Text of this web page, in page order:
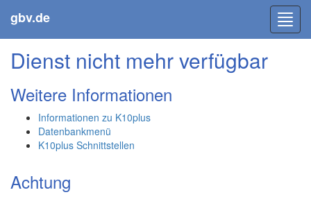
gbv.de
Dienst nicht mehr verfügbar
Weitere Informationen
Informationen zu K10plus
Datenbankmenü
K10plus Schnittstellen
Achtung